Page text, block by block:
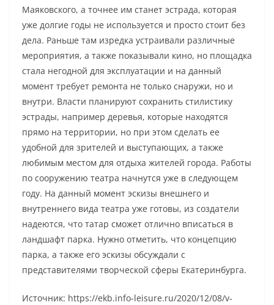
Маяковского, а точнее им станет эстрада, которая
уже долгие годы не используется и просто стоит без
дела. Раньше там изредка устраивали различные
мероприятия, а также показывали кино, но площадка
стала негодной для эксплуатации и на данный
момент требует ремонта не только снаружи, но и
внутри. Власти планируют сохранить стилистику
эстрады, например деревья, которые находятся
прямо на территории, но при этом сделать ее
удобной для зрителей и выступающих, а также
любимым местом для отдыха жителей города. Работы
по сооружению театра начнутся уже в следующем
году. На данный момент эскизы внешнего и
внутреннего вида театра уже готовы, из создатели
надеются, что татар сможет отлично вписаться в
ландшафт парка. Нужно отметить, что концепцию
парка, а также его эскизы обсуждали с
представителями творческой сферы Екатеринбурга.
Источник: https://ekb.info-leisure.ru/2020/12/08/v-